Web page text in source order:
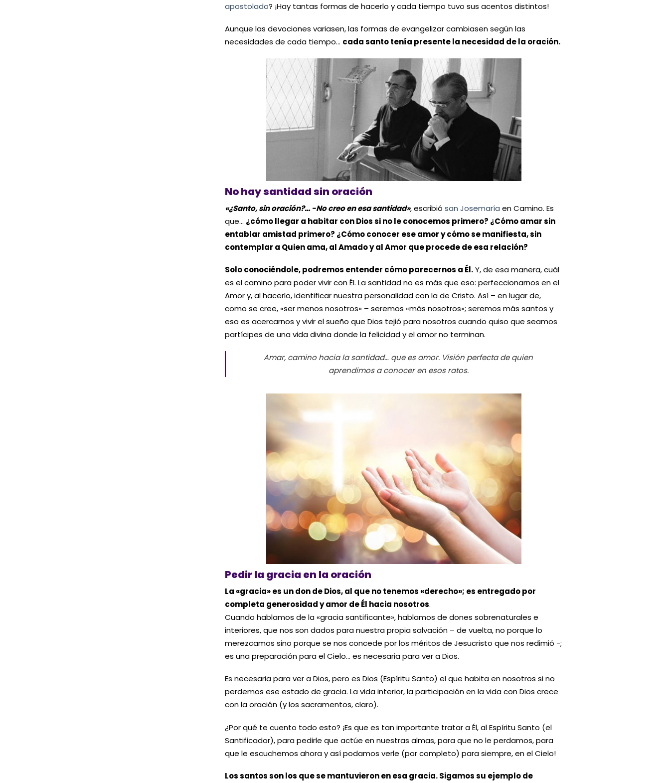
apostolado? ¡Hay tantas formas de hacerlo y cada tiempo tuvo sus acentos distintos!
Aunque las devociones variasen, las formas de evangelizar cambiasen según las
necesidades de cada tiempo… cada santo tenía presente la necesidad de la oración.
No hay santidad sin oración
«¿Santo, sin oración?… -No creo en esa santidad», escribió san Josemaría en Camino. Es
que… ¿cómo llegar a habitar con Dios si no le conocemos primero? ¿Cómo amar sin
entablar amistad primero? ¿Cómo conocer ese amor y cómo se manifiesta, sin
contemplar a Quien ama, al Amado y al Amor que procede de esa relación?
Solo conociéndole, podremos entender cómo parecernos a Él.Y, de esa manera, cuál
es el camino para poder vivir con Él. La santidad no es más que eso: perfeccionarnos en el
Amor y, al hacerlo, identificar nuestra personalidad con la de Cristo. Así – en lugar de,
como se cree, «ser menos nosotros» – seremos «más nosotros»; seremos más santos y
eso es acercarnos y vivir el sueño que Dios tejió para nosotros cuando quiso que seamos
partícipes de una vida divina donde la felicidad y el amor no terminan.
Amar, camino hacia la santidad… que es amor. Visión perfecta de quien
aprendimos a conocer en esos ratos.
Pedir la gracia en la oración
La «gracia» es un don de Dios, al que no tenemos «derecho»; es entregado por
completa generosidad y amor de Él hacia nosotros.
Cuando hablamos de la «gracia santificante», hablamos de dones sobrenaturales e
interiores, que nos son dados para nuestra propia salvación – de vuelta, no porque lo
merezcamos sino porque se nos concede por los méritos de Jesucristo que nos redimió -;
es una preparación para el Cielo… es necesaria para ver a Dios.
Es necesaria para ver a Dios, pero es Dios (Espíritu Santo) el que habita en nosotros si no
perdemos ese estado de gracia. La vida interior, la participación en la vida con Dios crece
con la oración (y los sacramentos, claro).
¿Por qué te cuento todo esto? ¡Es que es tan importante tratar a Él, al Espíritu Santo (el
Santificador), para pedirle que actúe en nuestras almas, para que no le perdamos, para
que le escuchemos ahora y así podamos verle (por completo) para siempre, en el Cielo!
Los santos son los que se mantuvieron en esa gracia. Sigamos su ejemplo de